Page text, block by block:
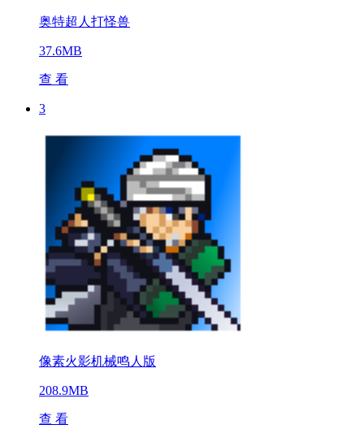
奥特超人打怪兽
37.6MB
查 看
3
像素火影机械鸣人版
208.9MB
查 看